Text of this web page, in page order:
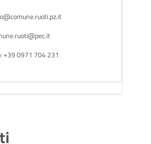
: +39 0971 704 231